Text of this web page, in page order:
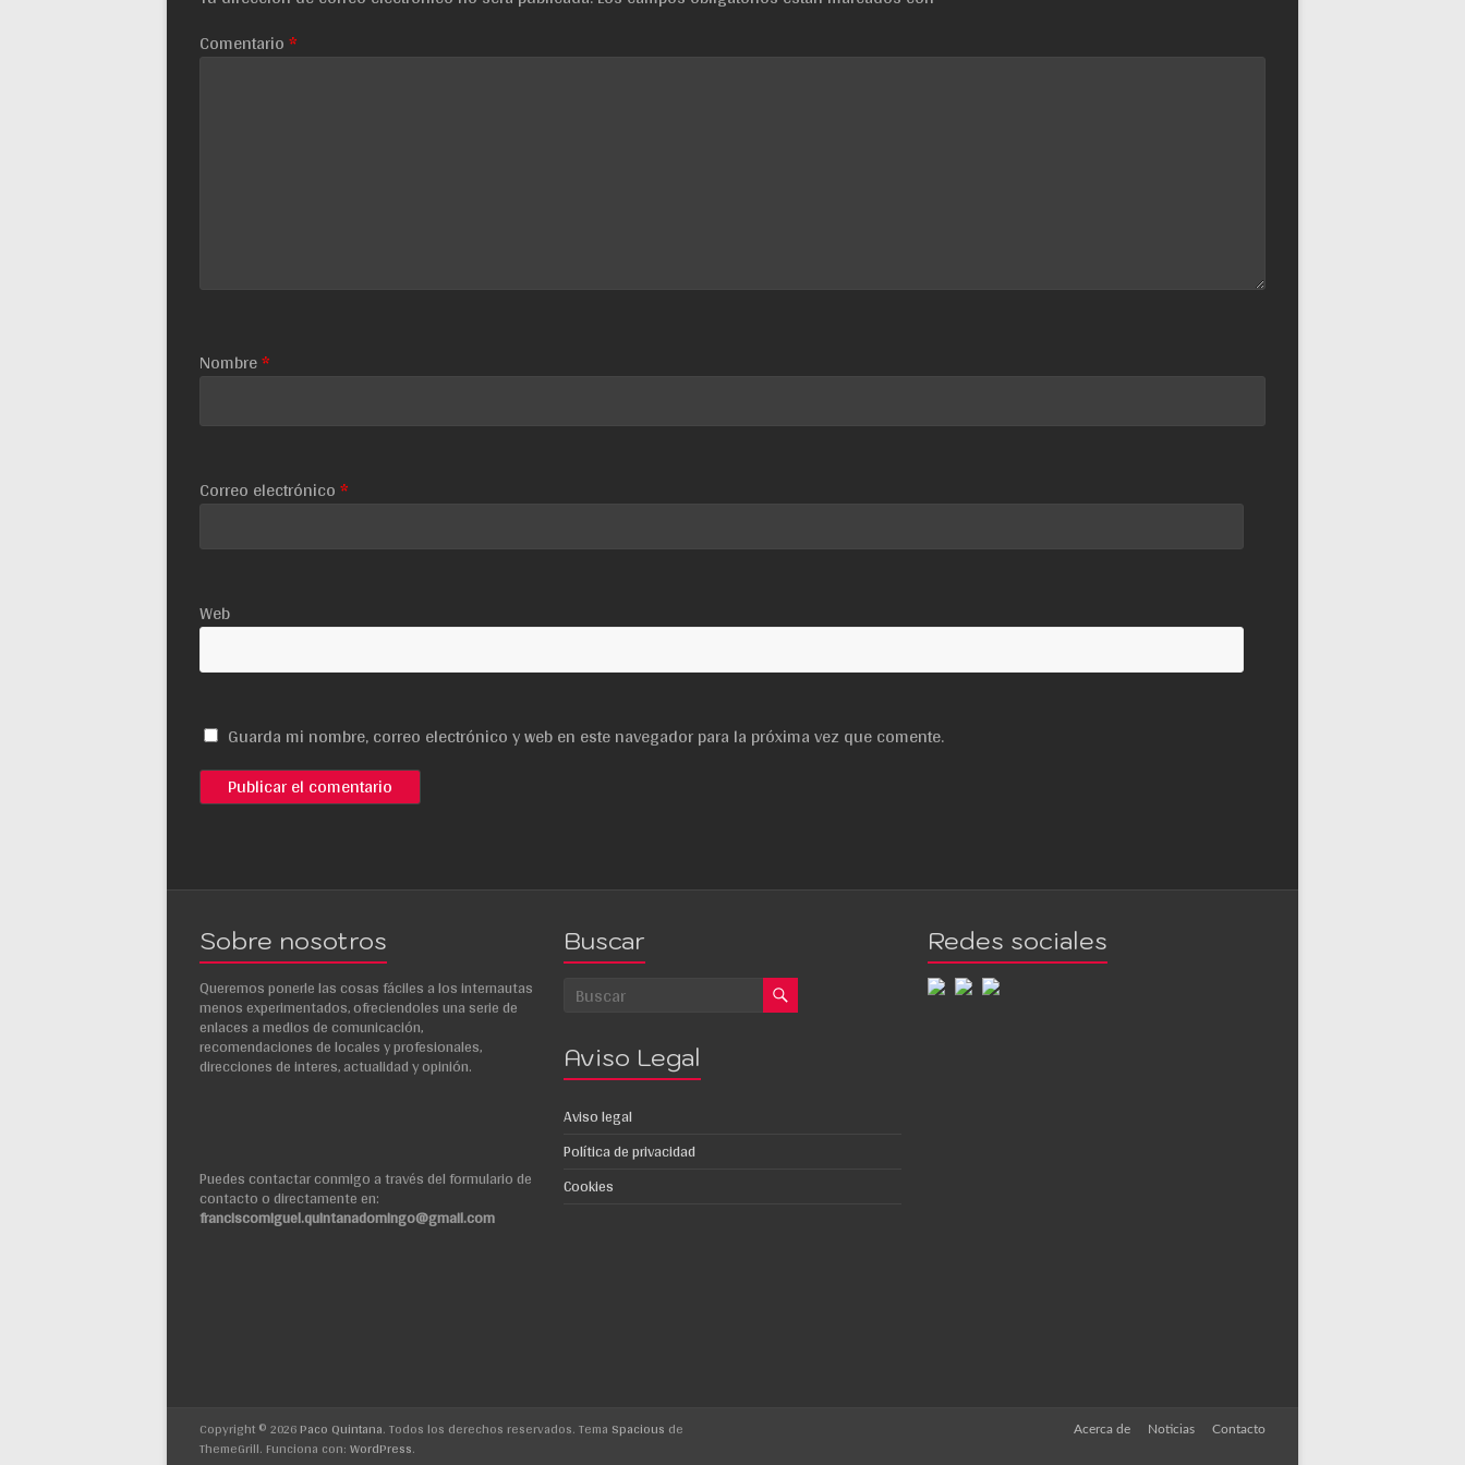
Comentario*
Nombre*
Correo electrónico*
Web
Guarda mi nombre, correo electrónico y web en este navegador para la próxima vez que comente.
Sobre nosotros
Queremos ponerle las cosas fáciles a los internautas
menos experimentados, ofreciendoles una serie de
enlaces a medios de comunicación,
recomendaciones de locales y profesionales,
direcciones de interes, actualidad y opinión.
Puedes contactar conmigo a través del formulario de
contacto o directamente en:
franciscomiguel.quintanadomingo@gmail.com
Buscar
Aviso Legal
Aviso legal
Política de privacidad
Cookies
Redes sociales
Copyright © 2026Paco Quintana. Todos los derechos reservados. Tema Spacious de
ThemeGrill. Funciona con:WordPress.
Acerca de Noticias Contacto